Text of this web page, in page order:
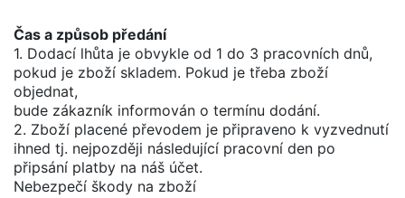
Čas a způsob předání
1. Dodací lhůta je obvykle od 1 do 3 pracovních dnů,
pokud je zboží skladem. Pokud je třeba zboží
objednat,
bude zákazník informován o termínu dodání.
2. Zboží placené převodem je připraveno k vyzvednutí
ihned tj. nejpozději následující pracovní den po
připsání platby na náš účet.
Nebezpečí škody na zboží